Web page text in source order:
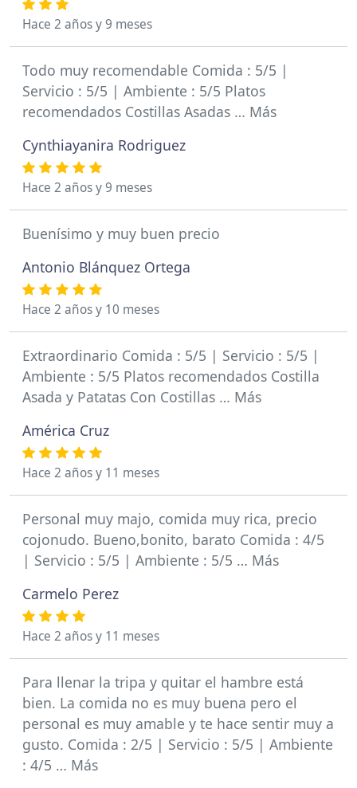
Hace 2 años y 9 meses
Todo muy recomendable Comida : 5/5 |
Servicio : 5/5 | Ambiente : 5/5 Platos
recomendados Costillas Asadas … Más
Cynthiayanira Rodriguez
Hace 2 años y 9 meses
Buenísimo y muy buen precio
Antonio Blánquez Ortega
Hace 2 años y 10 meses
Extraordinario Comida : 5/5 | Servicio : 5/5 |
Ambiente : 5/5 Platos recomendados Costilla
Asada y Patatas Con Costillas … Más
América Cruz
Hace 2 años y 11 meses
Personal muy majo, comida muy rica, precio
cojonudo. Bueno,bonito, barato Comida : 4/5
| Servicio : 5/5 | Ambiente : 5/5 … Más
Carmelo Perez
Hace 2 años y 11 meses
Para llenar la tripa y quitar el hambre está
bien. La comida no es muy buena pero el
personal es muy amable y te hace sentir muy a
gusto. Comida : 2/5 | Servicio : 5/5 | Ambiente
: 4/5 … Más